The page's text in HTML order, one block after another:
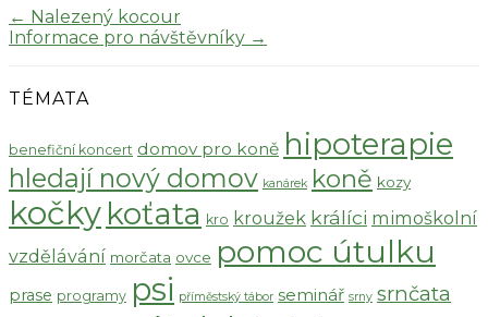
← Nalezený kocour
Informace pro návštěvníky →
TÉMATA
benefiční koncert domov pro koně hipoterapie
hledají nový domov kanárek koně kozy
kočky koťata kro kroužek králíci mimoškolní
vzdělávání morčata ovce pomoc útulku
prase programy psi příměstský tábor seminář srny srnčata